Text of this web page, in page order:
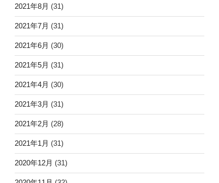
2021年8月 (31)
2021年7月 (31)
2021年6月 (30)
2021年5月 (31)
2021年4月 (30)
2021年3月 (31)
2021年2月 (28)
2021年1月 (31)
2020年12月 (31)